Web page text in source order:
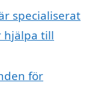
specialiserat
hjälpa till
för